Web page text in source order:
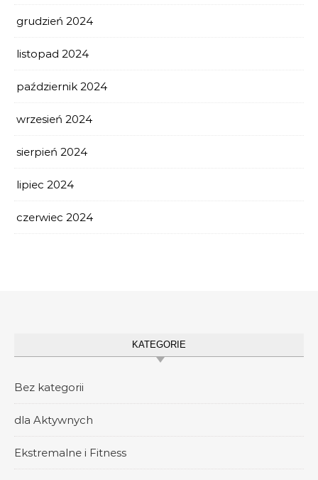
grudzień 2024
listopad 2024
październik 2024
wrzesień 2024
sierpień 2024
lipiec 2024
czerwiec 2024
KATEGORIE
Bez kategorii
dla Aktywnych
Ekstremalne i Fitness